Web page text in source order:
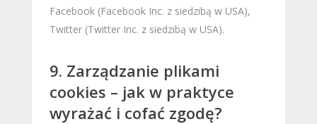
Facebook (Facebook Inc. z siedzibą w USA),
Twitter (Twitter Inc. z siedzibą w USA).
9. Zarządzanie plikami
cookies – jak w praktyce
wyrażać i cofać zgodę?